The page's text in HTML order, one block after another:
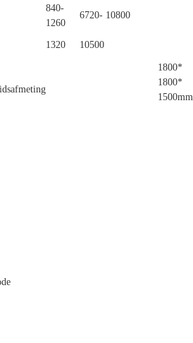
840-
1260
6720- 10800
1320 10500
1800*
1800*
1500mm